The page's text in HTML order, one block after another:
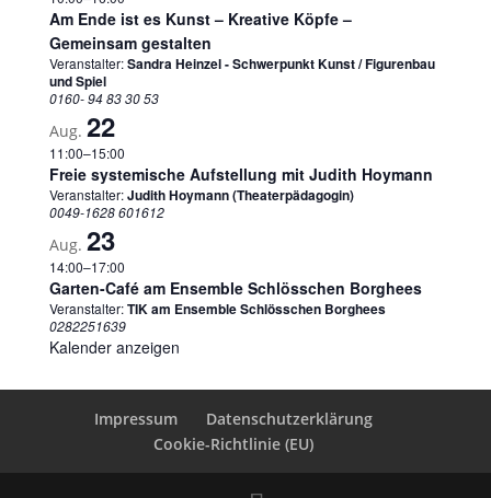
Am Ende ist es Kunst – Kreative Köpfe –
Gemeinsam gestalten
Veranstalter:Sandra Heinzel - Schwerpunkt Kunst / Figurenbau
und Spiel
0160- 94 83 30 53
Aug. 22
11:00–15:00
Freie systemische Aufstellung mit Judith Hoymann
Veranstalter:Judith Hoymann (Theaterpädagogin)
0049-1628 601612
Aug. 23
14:00–17:00
Garten-Café am Ensemble Schlösschen Borghees
Veranstalter:TIK am Ensemble Schlösschen Borghees
0282251639
Kalender anzeigen
Impressum
Datenschutzerklärung
Cookie-Richtlinie (EU)